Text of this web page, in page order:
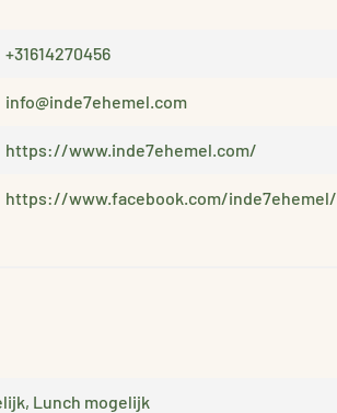
+31614270456
info@inde7ehemel.com
https://www.inde7ehemel.com/
https://www.facebook.com/inde7ehemel/
Lunch mogelijk